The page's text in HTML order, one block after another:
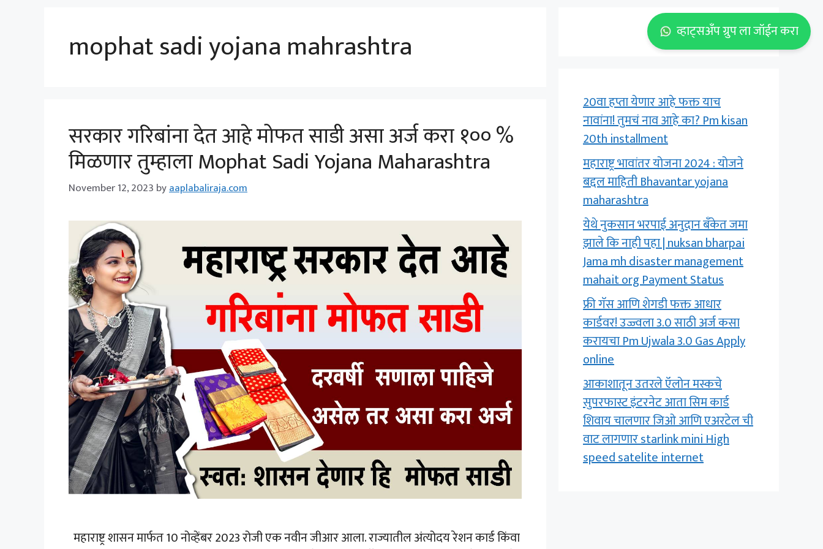
mophat sadi yojana mahrashtra
सरकार गरिबांना देत आहे मोफत साडी असा अर्ज करा १०० %
मिळणार तुम्हाला Mophat Sadi Yojana Maharashtra
November 12, 2023 byaaplabaliraja.com
महाराष्ट्र शासन मार्फत 10 नोव्हेंबर 2023 रोजी एक नवीन जीआर आला. राज्यातील अंत्योदय रेशन कार्ड किंवा
व्हाट्सअँप ग्रुप ला जॉईन करा
20वा हप्ता येणार आहे फक्त याच
नावांना! तुमचं नाव आहे का? Pm kisan
20th installment
महाराष्ट्र भावांतर योजना 2024 : योजने
बद्दल माहिती Bhavantar yojana
maharashtra
येथे नुकसान भरपाई अनुदान बँकेत जमा
झाले कि नाही पहा | nuksan bharpai
Jama mh disaster management
mahait org Payment Status
फ्री गॅस आणि शेगडी फक्त आधार
कार्डवर! उज्ज्वला 3.0 साठी अर्ज कसा
करायचा Pm Ujwala 3.0 Gas Apply
online
आकाशातून उतरले ऍलोन मस्कचे
सुपरफास्ट इंटरनेट आता सिम कार्ड
शिवाय चालणार जिओ आणि एअरटेल ची
वाट लागणार starlink mini High
speed satelite internet